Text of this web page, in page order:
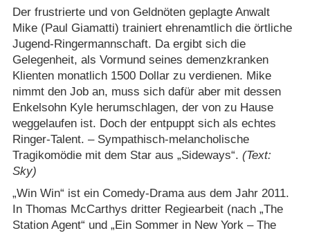
Der frustrierte und von Geldnöten geplagte Anwalt
Mike (Paul Giamatti) trainiert ehrenamtlich die örtliche
Jugend-Ringermannschaft. Da ergibt sich die
Gelegenheit, als Vormund seines demenzkranken
Klienten monatlich 1500 Dollar zu verdienen. Mike
nimmt den Job an, muss sich dafür aber mit dessen
Enkelsohn Kyle herumschlagen, der von zu Hause
weggelaufen ist. Doch der entpuppt sich als echtes
Ringer-Talent. – Sympathisch-melancholische
Tragikomödie mit dem Star aus „Sideways“. (Text:
Sky)
„Win Win“ ist ein Comedy-Drama aus dem Jahr 2011.
In Thomas McCarthys dritter Regiearbeit (nach „The
Station Agent“ und „Ein Sommer in New York – The